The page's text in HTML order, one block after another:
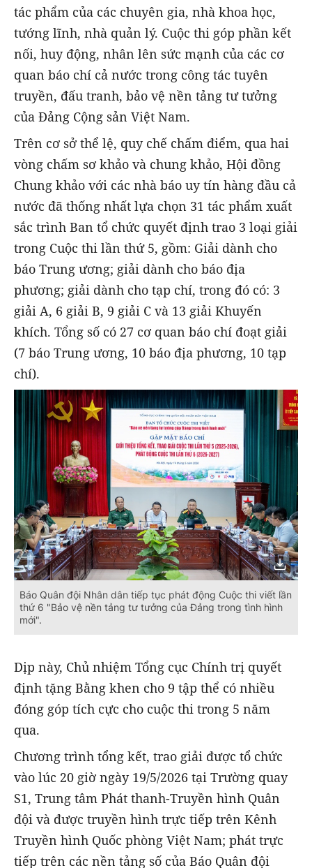
tác phẩm của các chuyên gia, nhà khoa học,
tướng lĩnh, nhà quản lý. Cuộc thi góp phần kết
nối, huy động, nhân lên sức mạnh của các cơ
quan báo chí cả nước trong công tác tuyên
truyền, đấu tranh, bảo vệ nền tảng tư tưởng
của Đảng Cộng sản Việt Nam.
Trên cơ sở thể lệ, quy chế chấm điểm, qua hai
vòng chấm sơ khảo và chung khảo, Hội đồng
Chung khảo với các nhà báo uy tín hàng đầu cả
nước đã thống nhất lựa chọn 31 tác phẩm xuất
sắc trình Ban tổ chức quyết định trao 3 loại giải
trong Cuộc thi lần thứ 5, gồm: Giải dành cho
báo Trung ương; giải dành cho báo địa
phương; giải dành cho tạp chí, trong đó có: 3
giải A, 6 giải B, 9 giải C và 13 giải Khuyến
khích. Tổng số có 27 cơ quan báo chí đoạt giải
(7 báo Trung ương, 10 báo địa phương, 10 tạp
chí).
Báo Quân đội Nhân dân tiếp tục phát động Cuộc thi viết lần
thứ 6 "Bảo vệ nền tảng tư tưởng của Đảng trong tình hình
mới".
Dịp này, Chủ nhiệm Tổng cục Chính trị quyết
định tặng Bằng khen cho 9 tập thể có nhiều
đóng góp tích cực cho cuộc thi trong 5 năm
qua.
Chương trình tổng kết, trao giải được tổ chức
vào lúc 20 giờ ngày 19/5/2026 tại Trường quay
S1, Trung tâm Phát thanh-Truyền hình Quân
đội và được truyền hình trực tiếp trên Kênh
Truyền hình Quốc phòng Việt Nam; phát trực
tiếp trên các nền tảng số của Báo Quân đội